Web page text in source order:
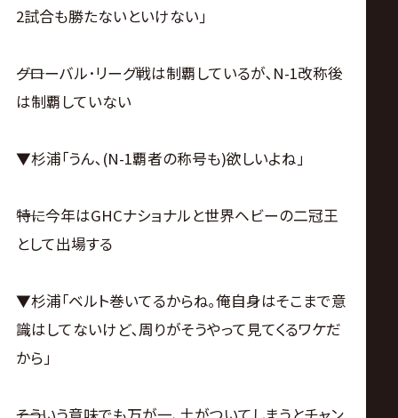
2試合も勝たないといけない｣
――グローバル･リーグ戦は制覇しているが､N-1改称後
は制覇していない
▼杉浦｢うん､(N-1覇者の称号も)欲しいよね｣
――特に今年はGHCナショナルと世界ヘビーの二冠王
として出場する
▼杉浦｢ベルト巻いてるからね｡俺自身はそこまで意
識はしてないけど､周りがそうやって見てくるワケだ
から｣